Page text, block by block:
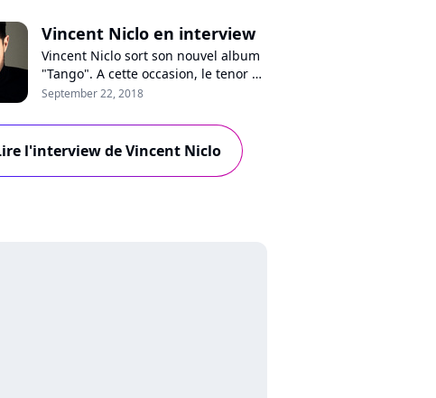
Vincent Niclo en interview
Vincent Niclo sort son nouvel album
"Tango". A cette occasion, le tenor se
confie à Pure Charts sur son image
notoriété, ses ambitions
internationales, ses multiples projets
September 22, 2018
l'interview de Vincent Niclo